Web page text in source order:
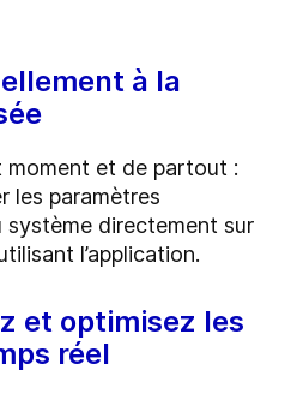
à la
et de partout :
les paramètres
système directement sur
l’application.
et optimisez les
réel